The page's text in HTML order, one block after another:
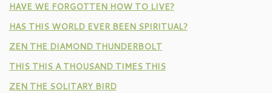
HAVE WE FORGOTTEN HOW TO LIVE?
HAS THIS WORLD EVER BEEN SPIRITUAL?
ZEN THE DIAMOND THUNDERBOLT
THIS THIS A THOUSAND TIMES THIS
ZEN THE SOLITARY BIRD